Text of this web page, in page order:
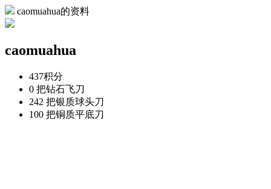
caomuahua的资料
caomuahua
437积分
0 把钻石飞刀
242 把银质球头刀
100 把铜质平底刀